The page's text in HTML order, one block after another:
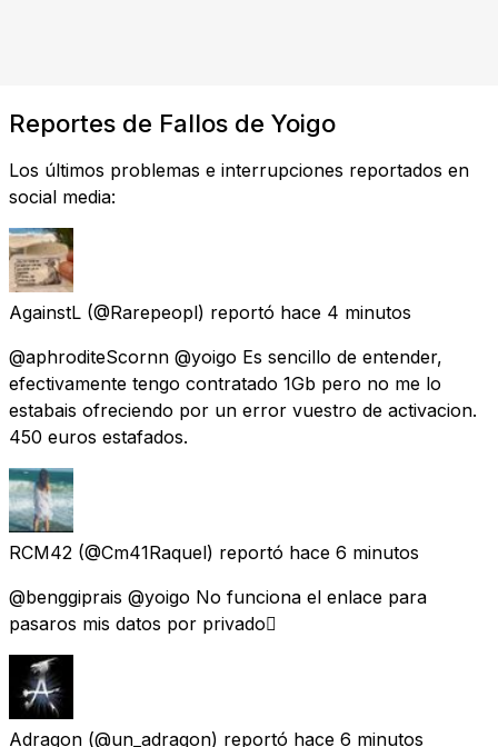
Reportes de Fallos de Yoigo
Los últimos problemas e interrupciones reportados en
social media:
AgainstL (@Rarepeopl) reportó hace 4 minutos
@aphroditeScornn @yoigo Es sencillo de entender,
efectivamente tengo contratado 1Gb pero no me lo
estabais ofreciendo por un error vuestro de activacion.
450 euros estafados.
RCM42 (@Cm41Raquel) reportó hace 6 minutos
@benggiprais @yoigo No funciona el enlace para
pasaros mis datos por privado🫩
Adragon (@un_adragon) reportó hace 6 minutos